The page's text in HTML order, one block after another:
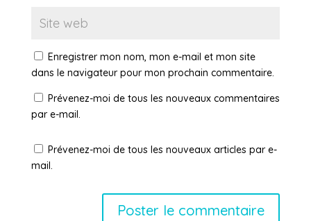
Enregistrer mon nom, mon e-mail et mon site
dans le navigateur pour mon prochain commentaire.
Prévenez-moi de tous les nouveaux commentaires
par e-mail.
Prévenez-moi de tous les nouveaux articles par e-
mail.